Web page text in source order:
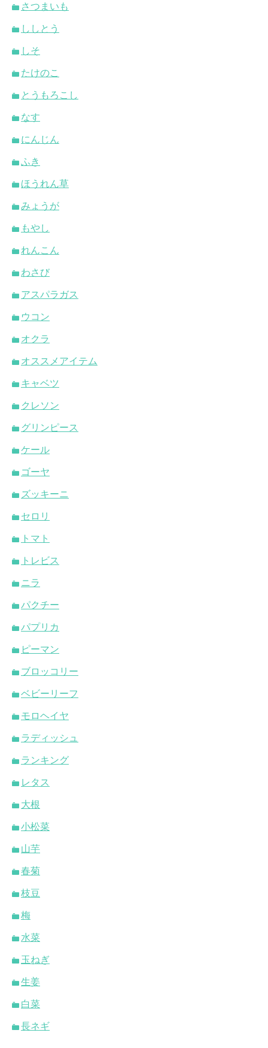
さつまいも
ししとう
しそ
たけのこ
とうもろこし
なす
にんじん
ふき
ほうれん草
みょうが
もやし
れんこん
わさび
アスパラガス
ウコン
オクラ
オススメアイテム
キャベツ
クレソン
グリンピース
ケール
ゴーヤ
ズッキーニ
セロリ
トマト
トレビス
ニラ
パクチー
パプリカ
ピーマン
ブロッコリー
ベビーリーフ
モロヘイヤ
ラディッシュ
ランキング
レタス
大根
小松菜
山芋
春菊
枝豆
梅
水菜
玉ねぎ
生姜
白菜
長ネギ